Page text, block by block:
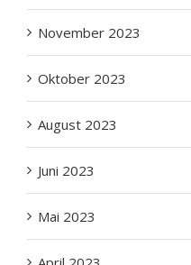
November 2023
Oktober 2023
August 2023
Juni 2023
Mai 2023
April 2023